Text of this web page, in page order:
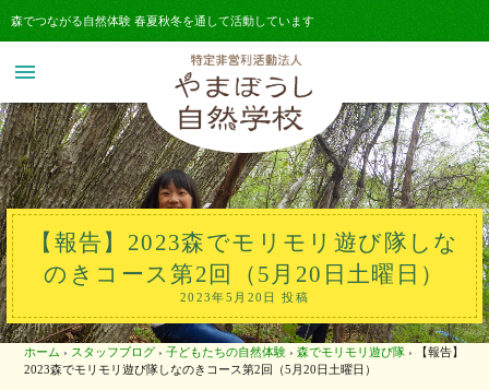
森でつながる自然体験 春夏秋冬を通して活動しています
menu
【報告】2023森でモリモリ遊び隊しな
のきコース第2回（5月20日土曜日）
2023年5月20日 投稿
ホーム › スタッフブログ › 子どもたちの自然体験 › 森でモリモリ遊び隊 › 【報告】
2023森でモリモリ遊び隊しなのきコース第2回（5月20日土曜日）